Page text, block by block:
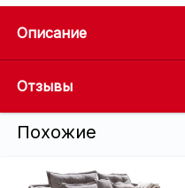
Описание
Отзывы
Похожие